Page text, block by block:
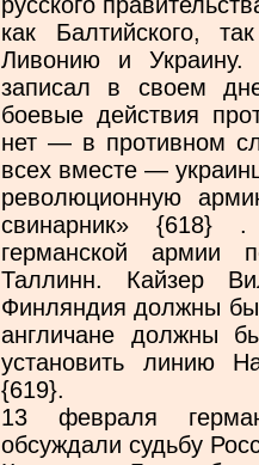
как Балтийского,
Ливонию и
записал в своем
боевые действия
нет — в противном
всех вместе —
революционную
свинарник» {618} .
германской армии
Таллинн. Кайзер
Финляндия должны
англичане должны
установить линию
{619}.
13 февраля
обсуждали судьбу